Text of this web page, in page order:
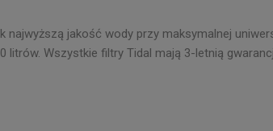
jakość wody przy maksymalnej
litrów. Wszystkie filtry Tidal mają 3-letnią